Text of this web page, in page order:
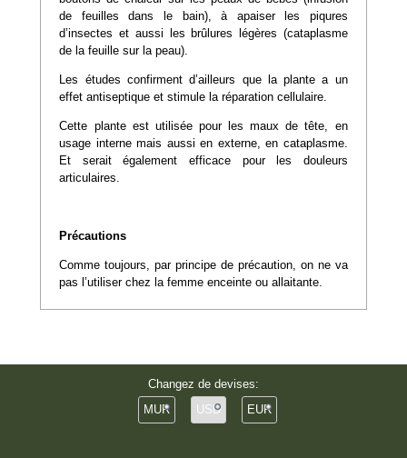
de feuilles dans le bain), à apaiser les piqures
d’insectes et aussi les brûlures légères (cataplasme
de la feuille sur la peau).
Les études confirment d’ailleurs que la plante a un
effet antiseptique et stimule la réparation cellulaire.
Cette plante est utilisée pour les maux de tête, en
usage interne mais aussi en externe, en cataplasme.
Et serait également efficace pour les douleurs
articulaires.
Précautions
Comme toujours, par principe de précaution, on ne va
pas l’utiliser chez la femme enceinte ou allaitante.
Changez de devises:
MUR
USD EUR